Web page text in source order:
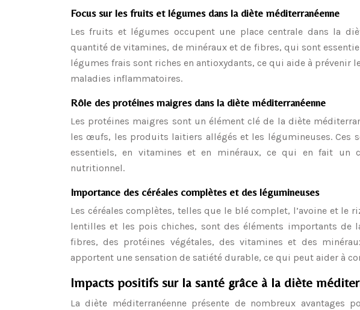
Focus sur les fruits et légumes dans la diète méditerranéenne
Les fruits et légumes occupent une place centrale dans la
quantité de vitamines, de minéraux et de fibres, qui sont
légumes frais sont riches en antioxydants, ce qui aide à prévenir
maladies inflammatoires.
Rôle des protéines maigres dans la diète méditerranéenne
Les protéines maigres sont un élément clé de la diète
les œufs, les produits laitiers allégés et les légumineuses. Ces
essentiels, en vitamines et en minéraux, ce qui en fait un
nutritionnel.
Importance des céréales complètes et des légumineuses
Les céréales complètes, telles que le blé complet, l’avoine et le
lentilles et les pois chiches, sont des éléments importants de
fibres, des protéines végétales, des vitamines et des
apportent une sensation de satiété durable, ce qui peut aider à
Impacts positifs sur la santé grâce à la diète
La diète méditerranéenne présente de nombreux